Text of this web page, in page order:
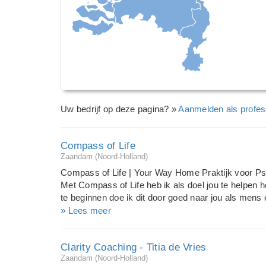
Uw bedrijf op deze pagina? »Aanmelden als
Compass of Life
Zaandam (Noord-Holland)
Compass of Life | Your Way Home Praktijk voor
Met Compass of Life heb ik als doel jou te helpen
te beginnen doe ik dit door goed naar jou als
pas ik op dynamische wijze diverse moderne
Ervaar je steeds een bepaald gevoel van
werkgerelateerde problemen? Of heb je wellicht
» Lees meer
Clarity Coaching - Titia de Vries
Zaandam (Noord-Holland)